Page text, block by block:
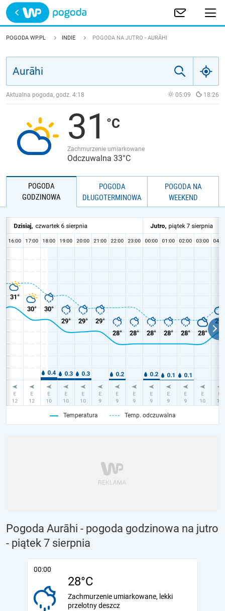
Trwa ładowanie
POLSKA
JAKOŚĆ POWIETRZA
POGODA WP.PL INDIE POGODA NA JUTRO - AURĀHI
Aktualna pogoda, godz. 4:18 05:09 18:26
31
Zachmurzenie umiarkowane
Odczuwalna 33°C
POGODA
GODZINOWA
POGODA
DŁUGOTERMINOWA
POGODA NA
WEEKEND
Temperatura Temp. odczuwalna
Pogoda Aurāhi - pogoda godzinowa na jutro
- piątek 7 sierpnia
00:00
28°C
Zachmurzenie umiarkowane, lekki
przelotny deszcz